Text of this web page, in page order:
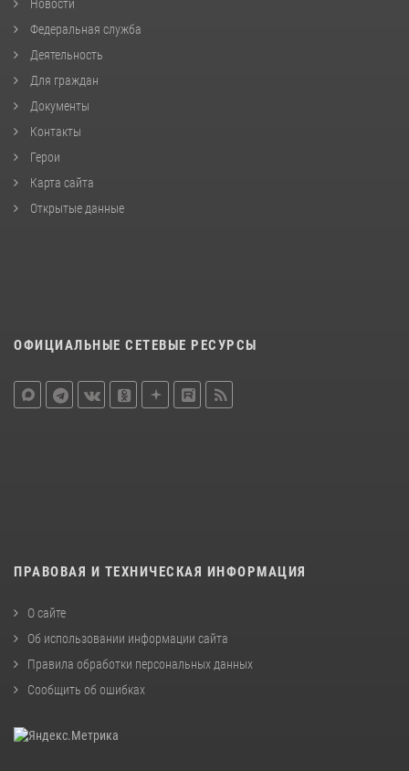
Новости
Федеральная служба
Деятельность
Для граждан
Документы
Контакты
Герои
Карта сайта
Открытые данные
ОФИЦИАЛЬНЫЕ СЕТЕВЫЕ РЕСУРСЫ
ПРАВОВАЯ И ТЕХНИЧЕСКАЯ ИНФОРМАЦИЯ
О сайте
Об использовании информации сайта
Правила обработки персональных данных
Сообщить об ошибках